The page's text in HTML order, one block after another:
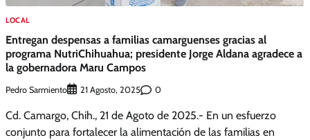
LOCAL
Entregan despensas a familias camarguenses gracias al
programa NutriChihuahua; presidente Jorge Aldana agradece a
la gobernadora Maru Campos
Pedro Sarmiento 21 Agosto, 2025 0
Cd. Camargo, Chih., 21 de Agoto de 2025.- En un esfuerzo
conjunto para fortalecer la alimentación de las familias en